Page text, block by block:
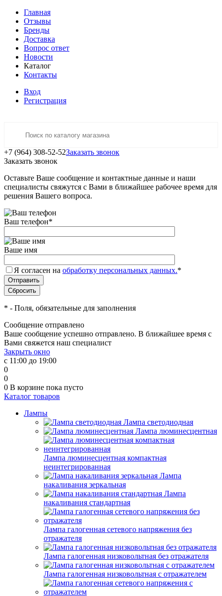
Главная
Отзывы
Бренды
Доставка
Вопрос ответ
Новости
Каталог
Контакты
Вход
Регистрация
+7 (964) 308-52-52Заказать звонок
Заказать звонок
Оставьте Ваше сообщение и контактные данные и наши
специалисты свяжутся с Вами в ближайшее рабочее время для
решения Вашего вопроса.
Ваш телефон*
Ваше имя
Я согласен на обработку персональных данных.*
* - Поля, обязательные для заполнения
Сообщение отправлено
Ваше сообщение успешно отправлено. В ближайшее время с
Вами свяжется наш специалист
Закрыть окно
с 11:00 до 19:00
0
0
0 В корзине пока пусто
Каталог товаров
Лампы
Лампа светодиодная
Лампа люминесцентная
Лампа люминесцентная компактная
неинтегрированная
Лампа
накаливания зеркальная
Лампа
накаливания стандартная
Лампа галогенная сетевого напряжения без
отражателя
Лампа галогенная низковольтная без отражателя
Лампа галогенная низковольтная с отражателем